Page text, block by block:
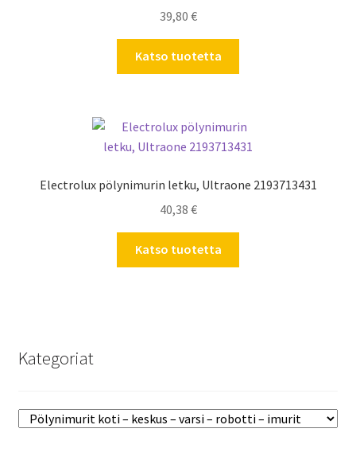
39,80 €
Katso tuotetta
Electrolux pölynimurin letku, Ultraone 2193713431
40,38 €
Katso tuotetta
Kategoriat